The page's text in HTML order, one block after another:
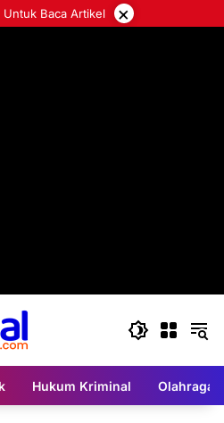
Baca Artikel ×
Hukum Kriminal Olahraga